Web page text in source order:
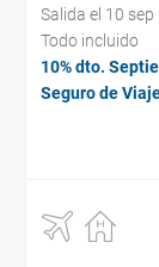
Salida el 10 sep
Todo incluido
10% dto.
Seguro de